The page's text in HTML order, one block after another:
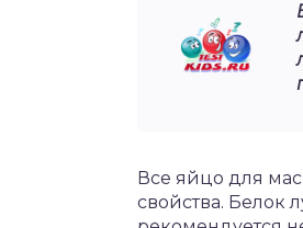
Все яйцо для
свойства. Белок